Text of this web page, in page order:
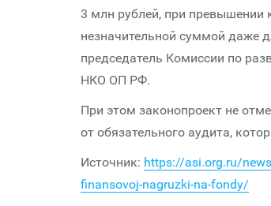
3 млн рублей, при превышении
незначительной суммой даже
председатель Комиссии по
НКО ОП РФ.
При этом законопроект не
от обязательного аудита,
Источник: https://asi.org.ru/
finansovoj-nagruzki-na-fondy/